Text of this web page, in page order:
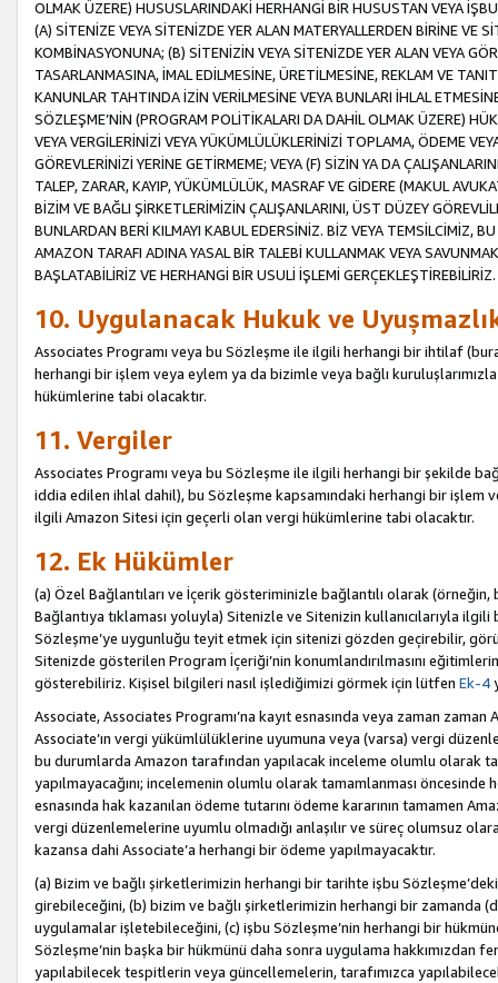
OLMAK ÜZERE) HUSUSLARINDAKİ HERHANGİ BİR HUSUSTAN VEYA
(A) SİTENİZE VEYA SİTENİZDE YER ALAN MATERYALLERDEN BİRİNE VE
KOMBİNASYONUNA; (B) SİTENİZİN VEYA SİTENİZDE YER ALAN VEYA
TASARLANMASINA, İMAL EDİLMESİNE, ÜRETİLMESİNE, REKLAM VE
KANUNLAR TAHTINDA İZİN VERİLMESİNE VEYA BUNLARI İHLAL
SÖZLEŞME’NİN (PROGRAM POLİTİKALARI DA DAHİL OLMAK ÜZERE)
VEYA VERGİLERİNİZİ VEYA YÜKÜMLÜLÜKLERİNİZİ TOPLAMA, ÖDEME
GÖREVLERİNİZİ YERİNE GETİRMEME; VEYA (F) SİZİN YA DA
TALEP, ZARAR, KAYIP, YÜKÜMLÜLÜK, MASRAF VE GİDERE (MAKUL
BİZİM VE BAĞLI ŞİRKETLERİMİZİN ÇALIŞANLARINI, ÜST DÜZEY
BUNLARDAN BERİ KILMAYI KABUL EDERSİNİZ. BİZ VEYA TEMSİLCİMİZ,
AMAZON TARAFI ADINA YASAL BİR TALEBİ KULLANMAK VEYA
BAŞLATABİLİRİZ VE HERHANGİ BİR USULİ İŞLEMİ GERÇEKLEŞTİREBİLİRİZ.
10. Uygulanacak Hukuk ve
Associates Programı veya bu Sözleşme ile ilgili herhangi bir ihtilaf
herhangi bir işlem veya eylem ya da bizimle veya bağlı
hükümlerine tabi olacaktır.
11. Vergiler
Associates Programı veya bu Sözleşme ile ilgili herhangi bir şekilde
iddia edilen ihlal dahil), bu Sözleşme kapsamındaki herhangi bir işlem
ilgili Amazon Sitesi için geçerli olan vergi hükümlerine tabi olacaktır.
12. Ek Hükümler
(a) Özel Bağlantıları ve İçerik gösteriminizle bağlantılı olarak
Bağlantıya tıklaması yoluyla) Sitenizle ve Sitenizin kullanıcılarıyla
Sözleşme’ye uygunluğu teyit etmek için sitenizi gözden geçirebilir,
Sitenizde gösterilen Program İçeriği’nin konumlandırılmasını
gösterebiliriz. Kişisel bilgileri nasıl işlediğimizi görmek için lütfen Ek-4
Associate, Associates Programı’na kayıt esnasında veya zaman
Associate’ın vergi yükümlülüklerine uyumuna veya (varsa) vergi
bu durumlarda Amazon tarafından yapılacak inceleme olumlu olarak
yapılmayacağını; incelemenin olumlu olarak tamamlanması
esnasında hak kazanılan ödeme tutarını ödeme kararının tamamen
vergi düzenlemelerine uyumlu olmadığı anlaşılır ve süreç olumsuz
kazansa dahi Associate’a herhangi bir ödeme yapılmayacaktır.
(a) Bizim ve bağlı şirketlerimizin herhangi bir tarihte işbu
girebileceğini, (b) bizim ve bağlı şirketlerimizin herhangi bir zamanda
uygulamalar işletebileceğini, (c) işbu Sözleşme’nin herhangi bir
Sözleşme’nin başka bir hükmünü daha sonra uygulama hakkımızdan
yapılabilecek tespitlerin veya güncellemelerin, tarafımızca